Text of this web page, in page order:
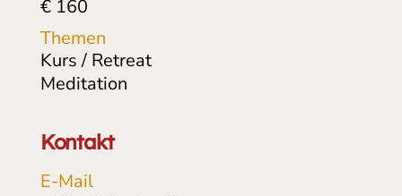
€ 160
Themen
Kurs / Retreat
Meditation
Kontakt
E-Mail